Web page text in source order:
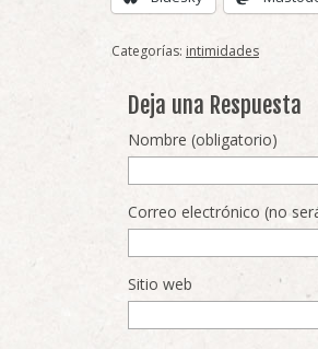
Categorías: intimidades
Deja una Respuesta
Nombre (obligatorio)
Correo electrónico (no
Sitio web